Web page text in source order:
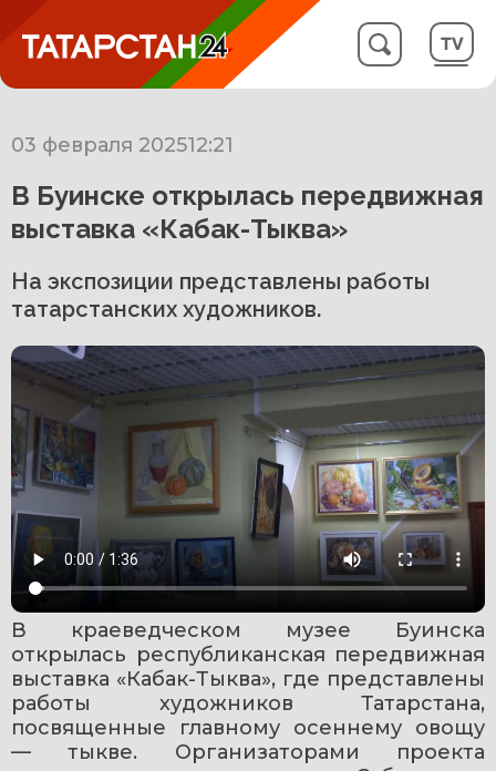
03 февраля 202512:21
В Буинске открылась передвижная
выставка «Кабак-Тыква»
На экспозиции представлены работы
татарстанских художников.
В краеведческом музее Буинска
открылась республиканская передвижная
выставка «Кабак-Тыква», где представлены
работы художников Татарстана,
посвященные главному осеннему овощу
— тыкве. Организаторами проекта